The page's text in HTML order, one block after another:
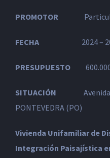
PROMOTOR
FECHA 2024 –
PRESUPUESTO 600.000
SITUACIÓN Avenida
PONTEVEDRA (PO)
Vivienda Unifamiliar de
Integración Paisajística